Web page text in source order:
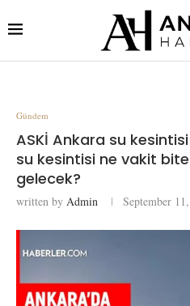
Gündem
ASKİ Ankara su
su kesintisi ne vakit
gelecek?
written by Admin September